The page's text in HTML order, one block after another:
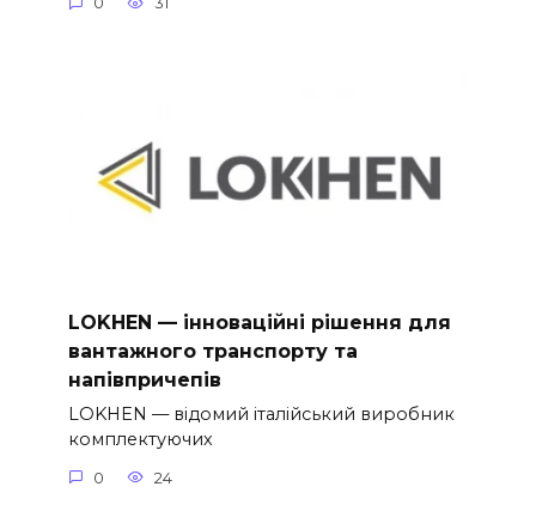
LOKHEN — інноваційні рішення для
вантажного транспорту та
напівпричепів
LOKHEN — відомий італійський виробник
комплектуючих
0 24